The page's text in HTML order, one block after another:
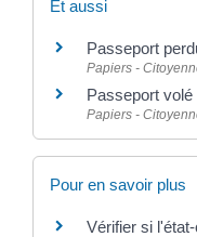
Et aussi
Passeport
Papiers -
Passeport volé
Papiers -
Pour en savoir plus
Vérifier si